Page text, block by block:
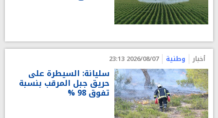
أخبار وطنية 2026/08/07 23:13
سليانة: السيطرة على
حريق جبل المرقب بنسبة
تفوق 98 %